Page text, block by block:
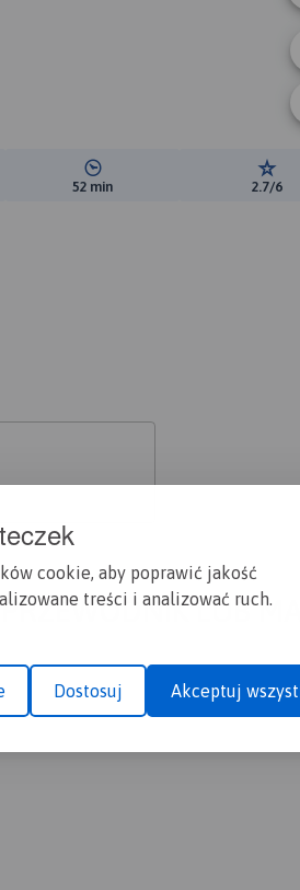
cookie, aby poprawić jakość
treści i analizować ruch.
Dostosuj Akceptuj
Średni czas potrzebny na
52 min 2.7/6
LUB